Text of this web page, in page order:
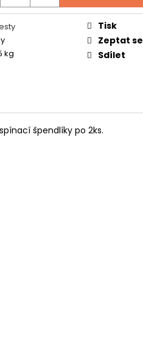
kg
Tisk
Zeptat se
Sdílet
špendlíky po 2ks.